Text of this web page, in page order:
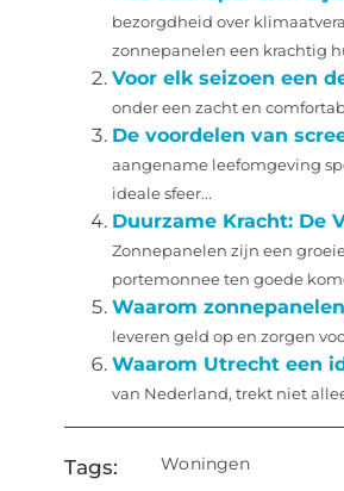
bezorgdheid over
zonnepanelen een krachtig
Voor elk seizoen een
onder een zacht en
De voordelen van
aangename leefomgeving
ideale sfeer...
Duurzame Kracht: De
Zonnepanelen zijn een
portemonnee ten goede
Waarom
leveren geld op en zorgen
Waarom Utrecht een
van Nederland, trekt niet
Tags: Woningen